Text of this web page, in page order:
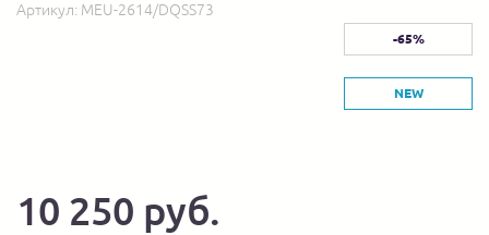
Артикул: MEU-2614/DQSS73
-65%
NEW
10 250 руб.